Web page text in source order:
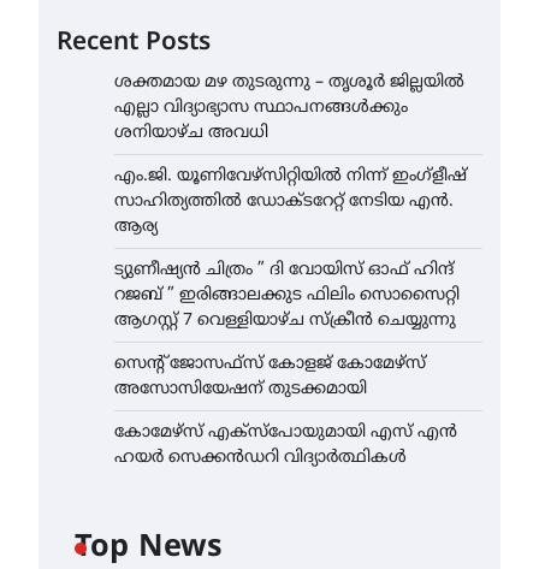
Recent Posts
ശക്തമായ മഴ തുടരുന്നു – തൃശൂർ ജില്ലയിൽ
എല്ലാ വിദ്യാഭ്യാസ സ്ഥാപനങ്ങൾക്കും
ശനിയാഴ്ച അവധി
എം.ജി. യൂണിവേഴ്‌സിറ്റിയിൽ നിന്ന് ഇംഗ്ളീഷ്
സാഹിത്യത്തിൽ ഡോക്ടറേറ്റ് നേടിയ എൻ.
ആര്യ
ട്യുണീഷ്യൻ ചിത്രം ” ദി വോയിസ് ഓഫ് ഹിന്ദ്
റജബ് ” ഇരിങ്ങാലക്കുട ഫിലിം സൊസൈറ്റി
ആഗസ്റ്റ് 7 വെള്ളിയാഴ്ച സ്‌ക്രീൻ ചെയ്യുന്നു
സെന്റ് ജോസഫ്സ് കോളജ് കോമേഴ്‌സ്
അസോസിയേഷന് തുടക്കമായി
കോമേഴ്സ് എക്സ്പോയുമായി എസ് എൻ
ഹയർ സെക്കൻഡറി വിദ്യാർത്ഥികൾ
Top News